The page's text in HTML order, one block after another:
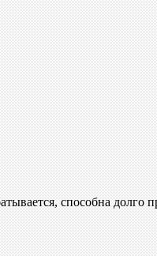
способна долго